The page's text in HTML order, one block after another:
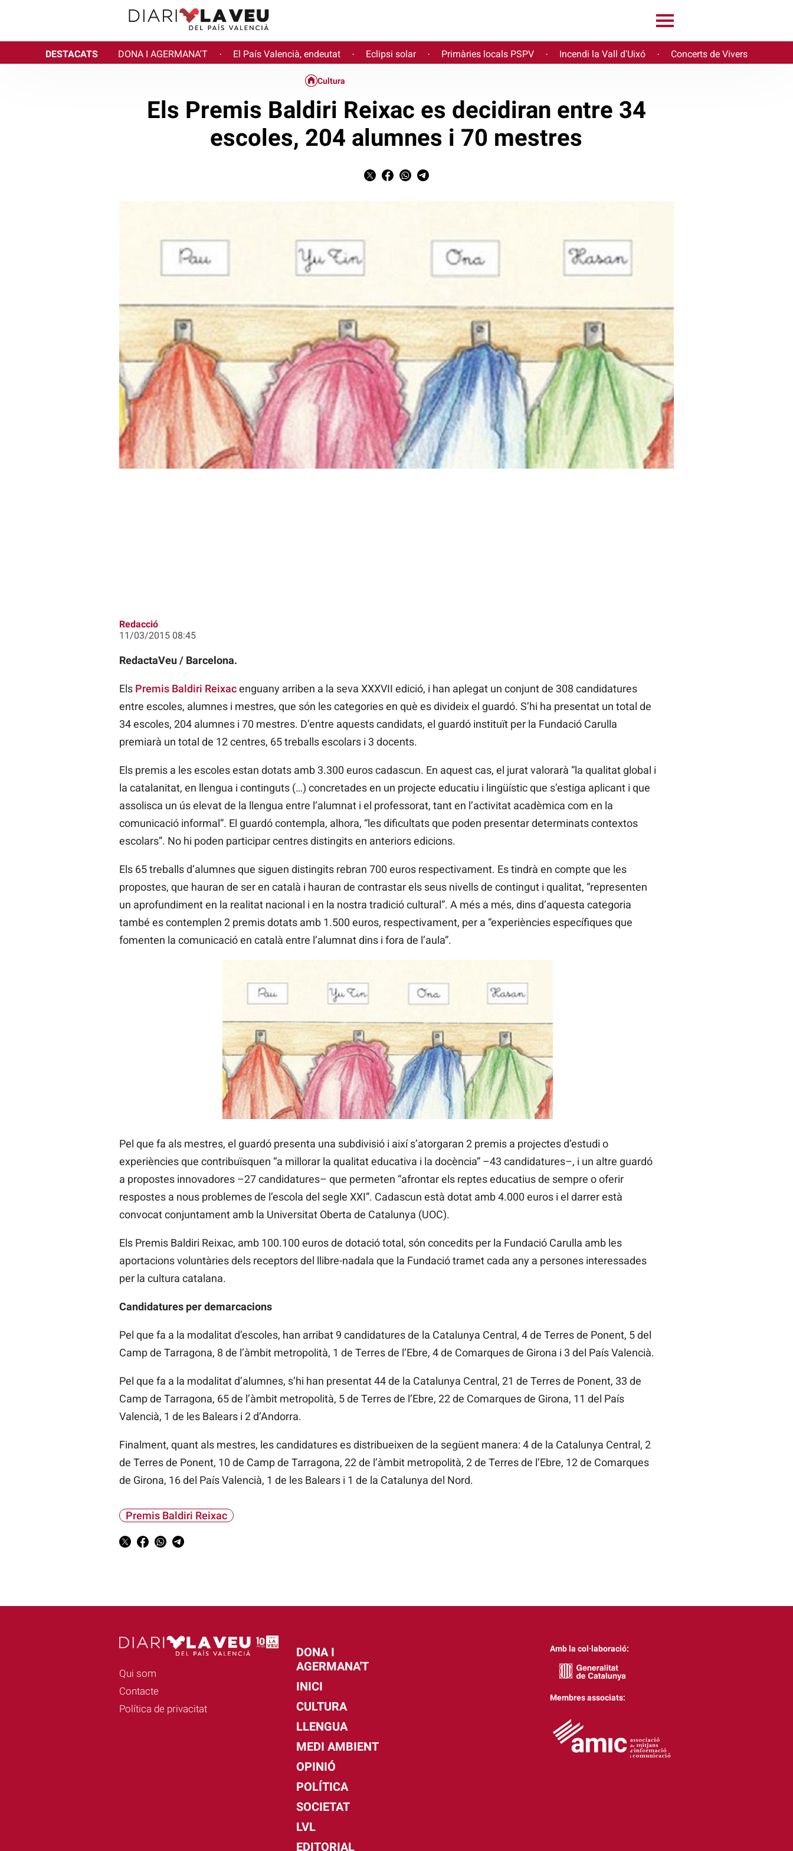
DESTACATS DONA I AGERMANA'T · El País Valencià, endeutat · Eclipsi solar · Primàries locals PSPV · Incendi la Vall d'Uixó · Concerts de Vivers
Cultura
Els Premis Baldiri Reixac es decidiran entre 34
escoles, 204 alumnes i 70 mestres
Redacció
11/03/2015 08:45
RedactaVeu / Barcelona.
Els Premis Baldiri Reixacenguany arriben a la seva XXXVII edició, i han aplegat un conjunt de 308 candidatures
entre escoles, alumnes i mestres, que són les categories en què es divideix el guardó. S’hi ha presentat un total de
34 escoles, 204 alumnes i 70 mestres. D’entre aquests candidats, el guardó instituït per la Fundació Carulla
premiarà un total de 12 centres, 65 treballs escolars i 3 docents.
Els premis a les escoles estan dotats amb 3.300 euros cadascun. En aquest cas, el jurat valorarà “la qualitat global i
la catalanitat, en llengua i continguts (…) concretades en un projecte educatiu i lingüístic que s’estiga aplicant i que
assolisca un ús elevat de la llengua entre l’alumnat i el professorat, tant en l’activitat acadèmica com en la
comunicació informal”. El guardó contempla, alhora, “les dificultats que poden presentar determinats contextos
escolars”. No hi poden participar centres distingits en anteriors edicions.
Els 65 treballs d’alumnes que siguen distingits rebran 700 euros respectivament. Es tindrà en compte que les
propostes, que hauran de ser en català i hauran de contrastar els seus nivells de contingut i qualitat, “representen
un aprofundiment en la realitat nacional i en la nostra tradició cultural”. A més a més, dins d’aquesta categoria
també es contemplen 2 premis dotats amb 1.500 euros, respectivament, per a “experiències específiques que
fomenten la comunicació en català entre l’alumnat dins i fora de l’aula”.
Pel que fa als mestres, el guardó presenta una subdivisió i així s’atorgaran 2 premis a projectes d’estudi o
experiències que contribuïsquen “a millorar la qualitat educativa i la docència” –43 candidatures–, i un altre guardó
a propostes innovadores –27 candidatures– que permeten “afrontar els reptes educatius de sempre o oferir
respostes a nous problemes de l’escola del segle XXI”. Cadascun està dotat amb 4.000 euros i el darrer està
convocat conjuntament amb la Universitat Oberta de Catalunya (UOC).
Els Premis Baldiri Reixac, amb 100.100 euros de dotació total, són concedits per la Fundació Carulla amb les
aportacions voluntàries dels receptors del llibre-nadala que la Fundació tramet cada any a persones interessades
per la cultura catalana.
Candidatures per demarcacions
Pel que fa a la modalitat d’escoles, han arribat 9 candidatures de la Catalunya Central, 4 de Terres de Ponent, 5 del
Camp de Tarragona, 8 de l’àmbit metropolità, 1 de Terres de l’Ebre, 4 de Comarques de Girona i 3 del País Valencià.
Pel que fa a la modalitat d’alumnes, s’hi han presentat 44 de la Catalunya Central, 21 de Terres de Ponent, 33 de
Camp de Tarragona, 65 de l’àmbit metropolità, 5 de Terres de l’Ebre, 22 de Comarques de Girona, 11 del País
Valencià, 1 de les Balears i 2 d’Andorra.
Finalment, quant als mestres, les candidatures es distribueixen de la següent manera: 4 de la Catalunya Central, 2
de Terres de Ponent, 10 de Camp de Tarragona, 22 de l’àmbit metropolità, 2 de Terres de l’Ebre, 12 de Comarques
de Girona, 16 del País Valencià, 1 de les Balears i 1 de la Catalunya del Nord.
Premis Baldiri Reixac
Qui som
Contacte
Política de privacitat
DONA I
AGERMANA'T
INICI
CULTURA
LLENGUA
MEDI AMBIENT
OPINIÓ
POLÍTICA
SOCIETAT
LVL
EDITORIAL
Amb la col·laboració:
Membres associats: